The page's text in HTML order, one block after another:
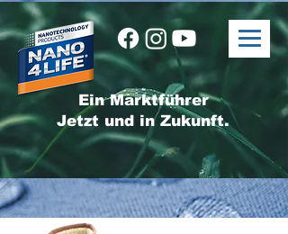
Ein Marktführer
Jetzt und in Zukunft.